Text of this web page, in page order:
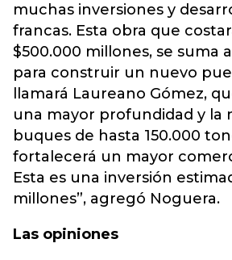
muchas inversiones y
francas. Esta obra que
$500.000 millones, se suma
para construir un nuevo
llamará Laureano Gómez,
una mayor profundidad y la
buques de hasta 150.000
fortalecerá un mayor
Esta es una inversión
millones”, agregó Noguera.
Las opiniones